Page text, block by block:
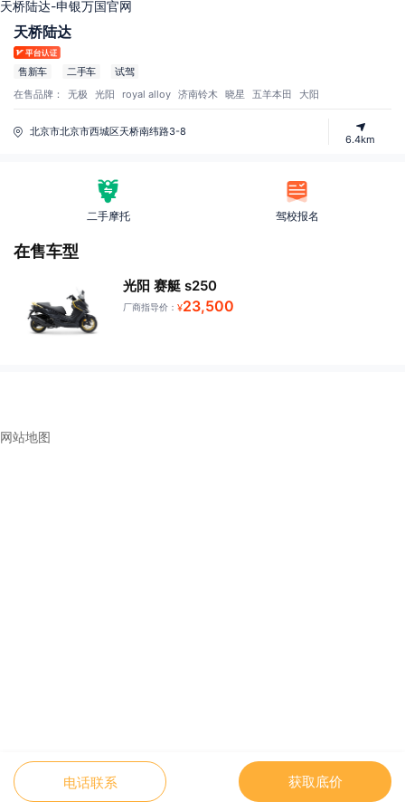
天桥陆达-申银万国官网
天桥陆达
售新车 二手车 试驾
在售品牌： 无极 光阳 royal alloy 济南铃木 晓星 五羊本田 大阳
北京市北京市西城区天桥南纬路3-8
6.4km
二手摩托 驾校报名
在售车型
光阳 赛艇 s250
厂商指导价： ¥23,500
电话联系 获取底价
网站地图